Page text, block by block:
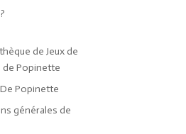
de Jeux de
de Popinette
De Popinette
générales de